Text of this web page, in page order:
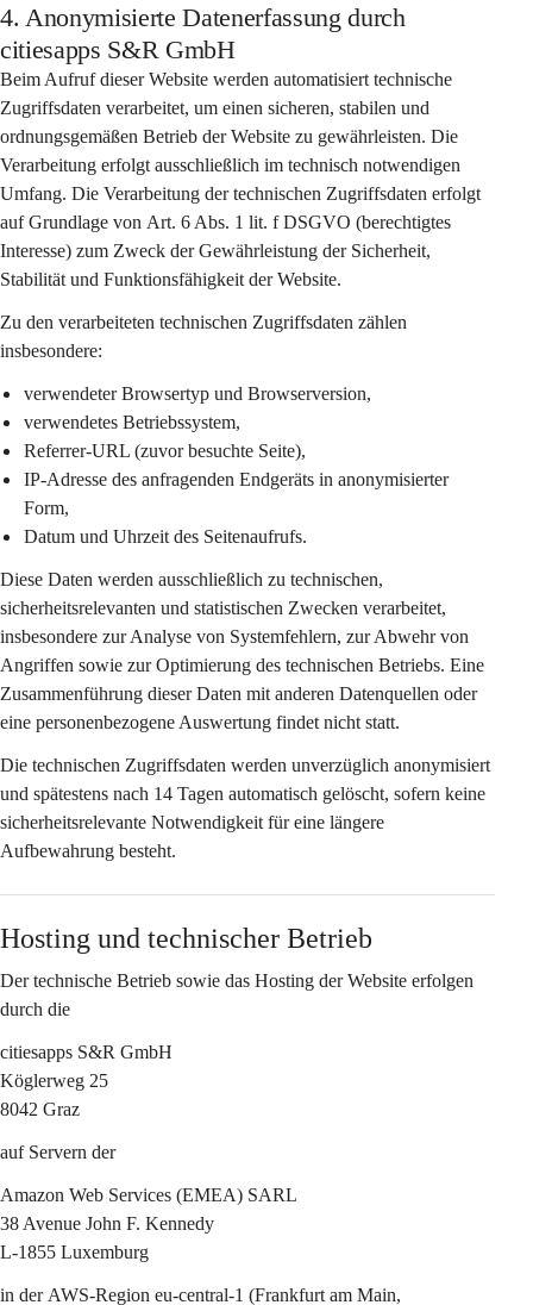
4. Anonymisierte Datenerfassung durch
citiesapps S&R GmbH
Beim Aufruf dieser Website werden automatisiert technische
Zugriffsdaten verarbeitet, um einen sicheren, stabilen und
ordnungsgemäßen Betrieb der Website zu gewährleisten. Die
Verarbeitung erfolgt ausschließlich im technisch notwendigen
Umfang. Die Verarbeitung der technischen Zugriffsdaten erfolgt
auf Grundlage von Art. 6 Abs. 1 lit. f DSGVO (berechtigtes
Interesse) zum Zweck der Gewährleistung der Sicherheit,
Stabilität und Funktionsfähigkeit der Website.
Zu den verarbeiteten technischen Zugriffsdaten zählen
insbesondere:
verwendeter Browsertyp und Browserversion,
verwendetes Betriebssystem,
Referrer-URL (zuvor besuchte Seite),
IP-Adresse des anfragenden Endgeräts in anonymisierter
Form,
Datum und Uhrzeit des Seitenaufrufs.
Diese Daten werden ausschließlich zu technischen,
sicherheitsrelevanten und statistischen Zwecken verarbeitet,
insbesondere zur Analyse von Systemfehlern, zur Abwehr von
Angriffen sowie zur Optimierung des technischen Betriebs. Eine
Zusammenführung dieser Daten mit anderen Datenquellen oder
eine personenbezogene Auswertung findet nicht statt.
Die technischen Zugriffsdaten werden unverzüglich anonymisiert
und spätestens nach 14 Tagen automatisch gelöscht, sofern keine
sicherheitsrelevante Notwendigkeit für eine längere
Aufbewahrung besteht.
Hosting und technischer Betrieb
Der technische Betrieb sowie das Hosting der Website erfolgen
durch die
citiesapps S&R GmbH
Köglerweg 25
8042 Graz
auf Servern der
Amazon Web Services (EMEA) SARL
38 Avenue John F. Kennedy
L-1855 Luxemburg
in der AWS-Region eu-central-1 (Frankfurt am Main,